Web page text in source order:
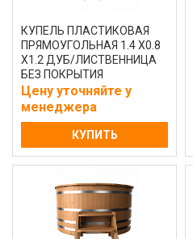
КУПЕЛЬ ПЛАСТИКОВАЯ
ПРЯМОУГОЛЬНАЯ 1.4 Х0.8
Х1.2 ДУБ/ЛИСТВЕННИЦА
БЕЗ ПОКРЫТИЯ
Цену уточняйте у
менеджера
КУПИТЬ